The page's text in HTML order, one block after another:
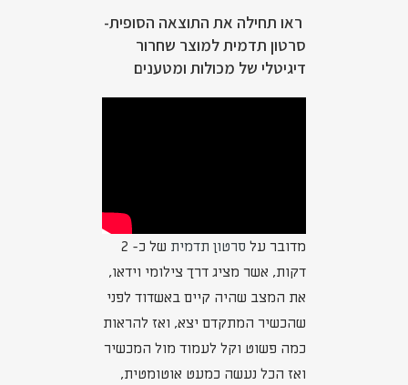
ראו תחילה את התוצאה הסופית-
סרטון תדמית למוצר שחרור
דיגיטלי של מכולות ומטענים
מדובר על סרטון תדמית
של כ- 2
דקות, אשר מציג דרך צילומי וידאו,
את המצב שהיה קיים באשדוד לפני
שהכשיר המתקדם יצא, ואז להראות
כמה פשוט וקל לעמוד מול המכשיר
ואז הכל נעשה כמעט אוטומטית,